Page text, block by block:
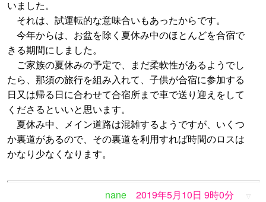
いました。
それは、試運転的な意味合いもあったからです。
今年からは、お盆を除く夏休み中のほとんどを合宿で
きる期間にしました。
ご家族の夏休みの予定で、まだ柔軟性があるようでし
たら、那須の旅行を組み入れて、子供が合宿に参加する
日又は帰る日に合わせて合宿所まで車で送り迎えをして
くださるといいと思います。
夏休み中、メイン道路は混雑するようですが、いくつ
か裏道があるので、その裏道を利用すれば時間のロスは
かなり少なくなります。
nane 2019年5月10日 9時0分 ▽